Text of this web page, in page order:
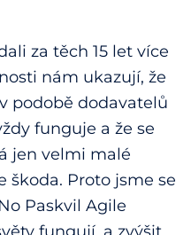
za těch 15 let více
nám ukazují, že
podobě dodavatelů
funguje a že se
jen velmi malé
škoda. Proto jsme se
Paskvil Agile